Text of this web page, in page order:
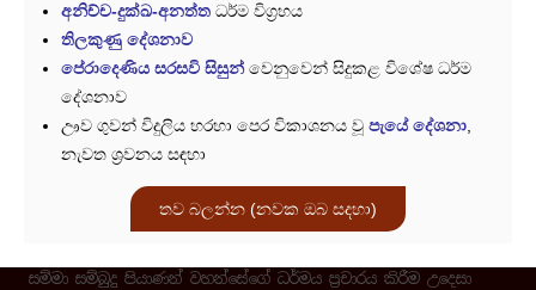
ලොව්තුරු අරණ
සම්මා සම්බුදු පියාණන් වහන්සේගේ ධර්මය ප්‍රචාරය කිරීම උදෙසා
අනිච්ච-දුක්ඛ-අනත්ත ධර්ම විග්‍රහය
තිලකුණු දේශනාව
පේරාදෙණිය සරසවි සිසුන්වෙනුවෙන් සිදුකළ විශේෂ ධර්ම
දේශනාව
ඌව ගුවන් විදුලිය හරහා පෙර විකාශනය වූ පැයේ දේශනා
නැවත ශ්‍රවනය සඳහා
තව බලන්න (නවක ඔබ සදහා)